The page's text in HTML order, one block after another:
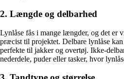
2. Længde og delbarhed
Lynlåse fås i mange længder, og det er
præcist til projektet. Delbare lynlåse
perfekte til jakker og overtøj. Ikke-
nederdele, puder eller tasker, hvor